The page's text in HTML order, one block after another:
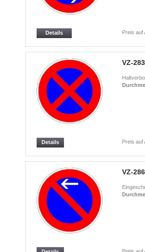
Preis auf
Details
VZ-283
Preis auf
Details
VZ-